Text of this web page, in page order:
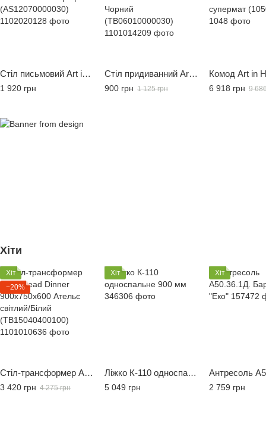
Стіл письмовий Art in Head Line Asсet 1200x500x730 Графіт (AS12070000030)
1 920 грн
Стіл придиванний Art In Head Fiji Double 430х630х350 Білий/Чорний (TB06010000030)
900 грн 1 125 грн 6 918 грн 9
Хіти
Хіт
−20%
Стіл-трансформер Art in Head Dinner 900x750x600 Ательє світлий/Білий (TB15040400100)
3 420 грн 4 275 грн
Хіт
Ліжко К-110 односпальне 900 мм
5 049 грн
Хіт
2 759 грн